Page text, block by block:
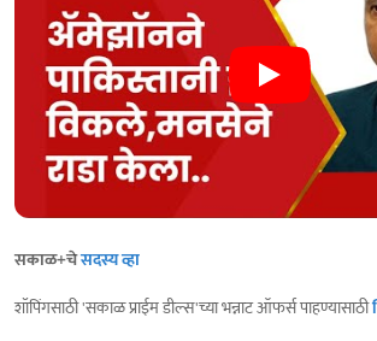
सकाळ+चेसदस्य व्हा
शॉपिंगसाठी 'सकाळ प्राईम डील्स'च्या भन्नाट ऑफर्स पाहण्यासाठी